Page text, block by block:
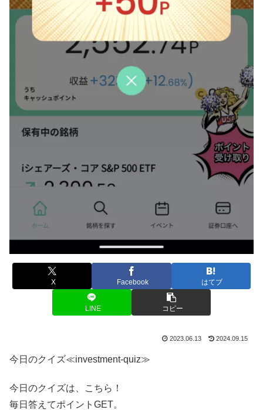
X Facebook はてブ
LINE コピー
2023.06.13 2024.09.15
今日のクイズ≪investment-quiz≫
今日のクイズは、こちら！
毎日答えてポイントGET。